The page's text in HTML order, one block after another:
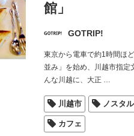
館」
GOTRIP!
東京から電車で約1時間ほ
並み」を始め、川越市指定
んな川越に、大正 …
川越市 ノスタ
カフェ